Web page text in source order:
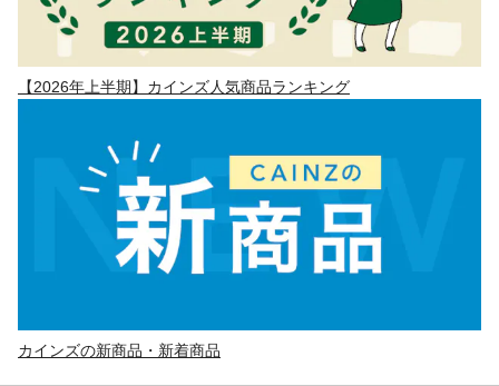
【2026年上半期】カインズ人気商品ランキング
カインズの新商品・新着商品